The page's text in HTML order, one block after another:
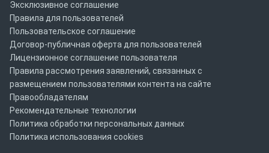
Эксклюзивное соглашение
Правила для пользователей
Пользовательское соглашение
Договор-публичная оферта для пользователей
Лицензионное соглашение пользователя
Правила рассмотрения заявлений, связанных с
размещением пользователями контента на сайте
Правообладателям
Рекомендательные технологии
Политика обработки персональных данных
Политика использования cookies